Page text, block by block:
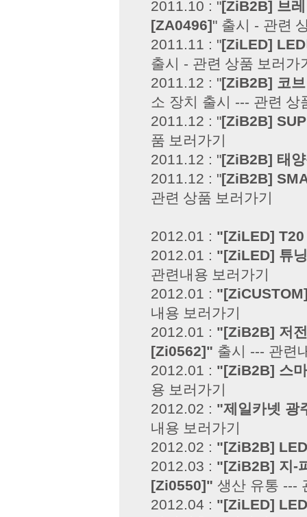
2011.10 : "[ZiB2B] 브
[ZA0496]" 출시 - 관련
2011.11 : "[ZiLED]
출시 - 관련 상품 보러가
2011.12 : "[ZiB2B] 코
소 장치 출시 --- 관련 상
2011.12 : "[ZiB2B]
품 보러가기
2011.12 : "[ZiB2B] 태
2011.12 : "[ZiB2B]
관련 상품 보러가기
2012.01 : "[ZiLED]
2012.01 : "[ZiLED] 튜
관련내용 보러가기
2012.01 :
내용 보러가기
2012.01 : "[ZiB2B] 저
[Zi0562]" 출시 --- 관련
2012.01 : "[ZiB2B] 스
용 보러가기
2012.02 : "제일카넷 광
내용 보러가기
2012.02 : "[ZiB2B]
2012.03 : "[ZiB2B] 지-
[Zi0550]" 생산 유통 ---
2012.04 : "[ZiLED]